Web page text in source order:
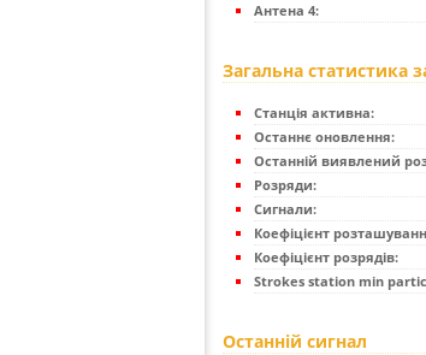
Антена 4:
Загальна статистика
Станція активна:
Останнє оновлення:
Останній виявлений
Розряди:
Сигнали:
Коефіцієнт
Коефіцієнт розрядів:
Strokes station min
Останній сигнал